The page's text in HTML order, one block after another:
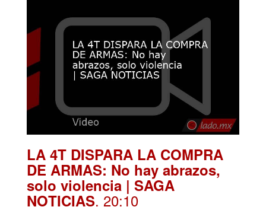
LA 4T DISPARA LA COMPRA
DE ARMAS: No hay abrazos,
solo violencia | SAGA
NOTICIAS. 20:10